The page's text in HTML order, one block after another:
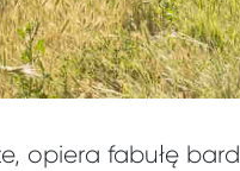
opiera fabułę